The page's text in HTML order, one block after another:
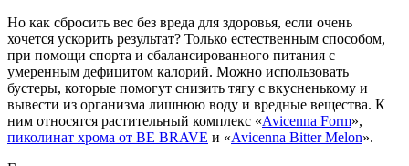
Но как сбросить вес без вреда для здоровья, если очень
хочется ускорить результат? Только естественным способом,
при помощи спорта и сбалансированного питания с
умеренным дефицитом калорий. Можно использовать
бустеры, которые помогут снизить тягу с вкусненькому и
вывести из организма лишнюю воду и вредные вещества. К
ним относятся растительный комплекс «Avicenna Form»,
пиколинат хрома от BE BRAVE и «Avicenna Bitter Melon».